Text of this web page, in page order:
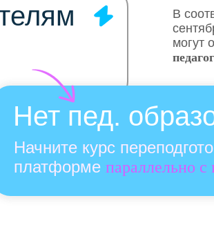
В
могут
Начните курс
платформе параллельно с
Нет пед.